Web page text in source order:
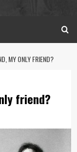
MY ONLY FRIEND?
friend?